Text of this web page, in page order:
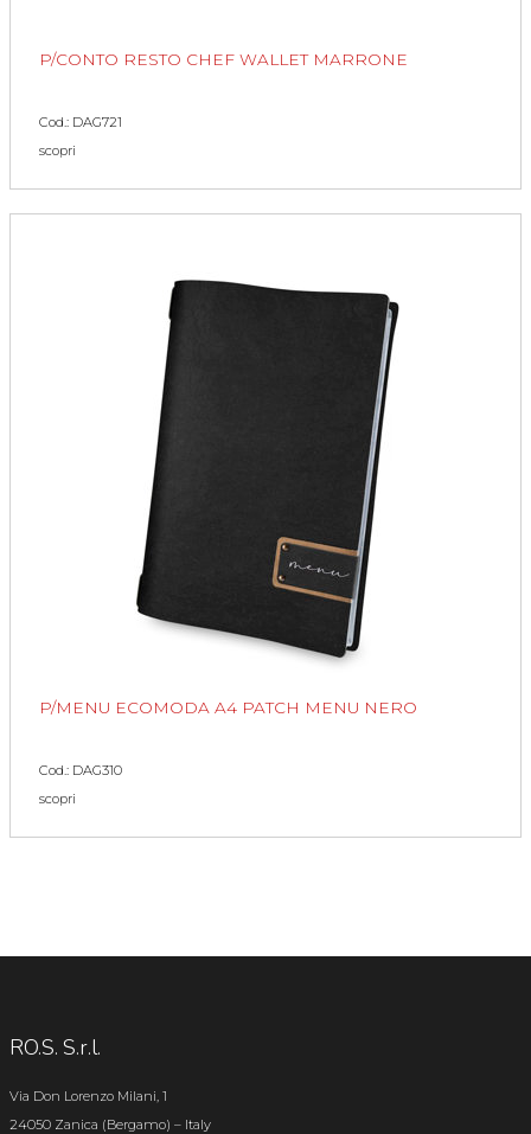
P/CONTO RESTO CHEF WALLET MARRONE
Cod.: DAG721
scopri
P/MENU ECOMODA A4 PATCH MENU NERO
Cod.: DAG310
scopri
RO.S. S.r.l.
Via Don Lorenzo Milani, 1
24050 Zanica (Bergamo) – Italy